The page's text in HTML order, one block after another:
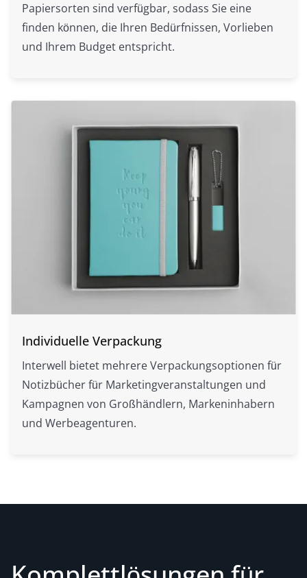
Papiersorten sind verfügbar, sodass Sie eine
finden können, die Ihren Bedürfnissen, Vorlieben
und Ihrem Budget entspricht.
Individuelle Verpackung
Interwell bietet mehrere Verpackungsoptionen für
Notizbücher für Marketingveranstaltungen und
Kampagnen von Großhändlern, Markeninhabern
und Werbeagenturen.